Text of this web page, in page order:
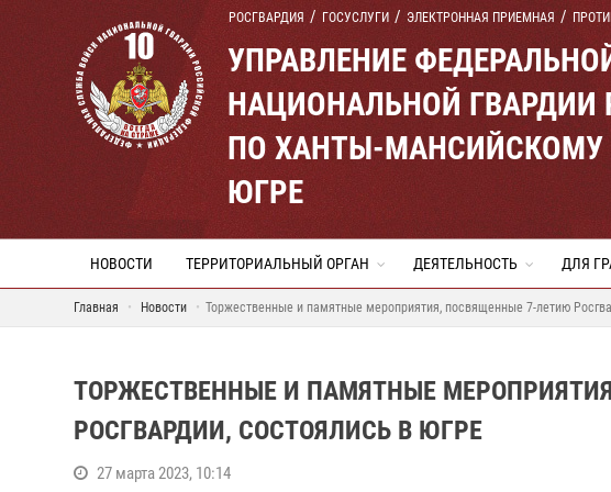
РОСГВАРДИЯ ГОСУСЛУГИ ЭЛЕКТРОННАЯ ПРИЕМНАЯ
УПРАВЛЕНИЕ
НАЦИОНАЛЬНОЙ ГВАРДИИ
ПО ХАНТЫ-МАНСИЙСКОМУ
ЮГРЕ
НОВОСТИ ТЕРРИТОРИАЛЬНЫЙ ОРГАН ДЕЯТЕЛЬНОСТЬ ДЛЯ
Главная Новости Торжественные и памятные мероприятия, посвященные 7-летию
ТОРЖЕСТВЕННЫЕ И ПАМЯТНЫЕ
РОСГВАРДИИ, СОСТОЯЛИСЬ В ЮГРЕ
27 марта 2023, 10:14